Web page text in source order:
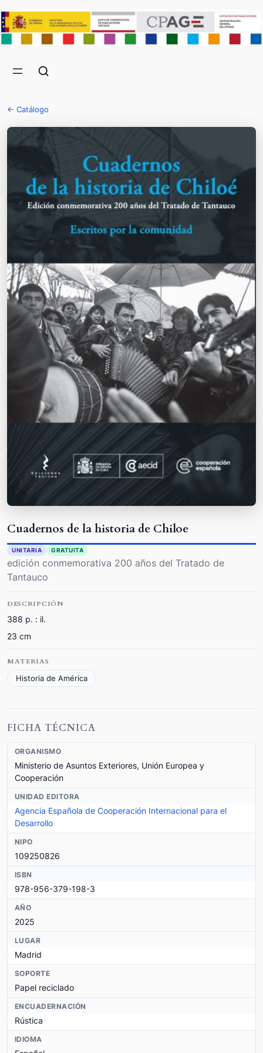
← Catálogo
Cuadernos de la historia de Chiloe
UNITARIA GRATUITA
edición conmemorativa 200 años del Tratado de
Tantauco
DESCRIPCIÓN
388 p. : il.
23 cm
MATERIAS
Historia de América
FICHA TÉCNICA
ORGANISMO
Ministerio de Asuntos Exteriores, Unión Europea y
Cooperación
UNIDAD EDITORA
Agencia Española de Cooperación Internacional para el
Desarrollo
NIPO
109250826
ISBN
978-956-379-198-3
AÑO
2025
LUGAR
Madrid
SOPORTE
Papel reciclado
ENCUADERNACIÓN
Rústica
IDIOMA